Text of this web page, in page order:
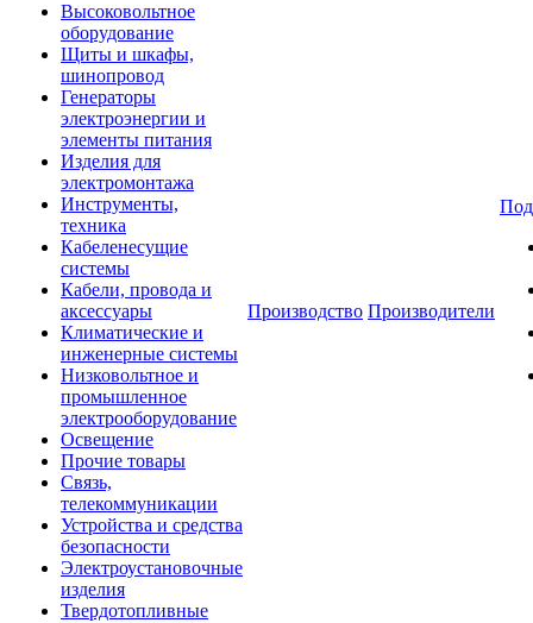
Высоковольтное
оборудование
Щиты и шкафы,
шинопровод
Генераторы
электроэнергии и
элементы питания
Изделия для
электромонтажа
Инструменты,
техника
Кабеленесущие
системы
Кабели, провода и
аксессуары
Климатические и
инженерные системы
Низковольтное и
промышленное
электрооборудование
Освещение
Прочие товары
Связь,
телекоммуникации
Устройства и средства
безопасности
Электроустановочные
изделия
Твердотопливные
Производство Производители